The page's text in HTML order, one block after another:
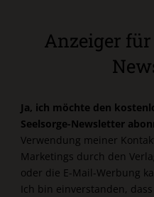
Anzeiger für
Ja, ich möchte den
Seelsorge-Newsletter
Verwendung meiner
Marketings durch den
oder die E-Mail-Werbung
Ich bin einverstanden,